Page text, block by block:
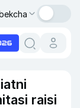
raisi